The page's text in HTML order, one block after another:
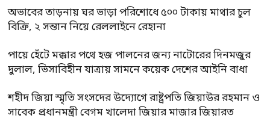
অভাবের তাড়নায় ঘর ভাড়া পরিশোধে ৫০০ টাকায় মাথার চুল
বিক্রি, ২ সন্তান নিয়ে রেললাইনে রেহানা
পায়ে হেঁটে মক্কার পথে হজ পালনের জন্য নাটোরের দিনমজুর
দুলাল, ভিসাবিহীন যাত্রায় সামনে কয়েক দেশের আইনি বাধা
শহীদ জিয়া স্মৃতি সংসদের উদ্যোগে রাষ্ট্রপতি জিয়াউর রহমান ও
সাবেক প্রধানমন্ত্রী বেগম খালেদা জিয়ার মাজার জিয়ারত